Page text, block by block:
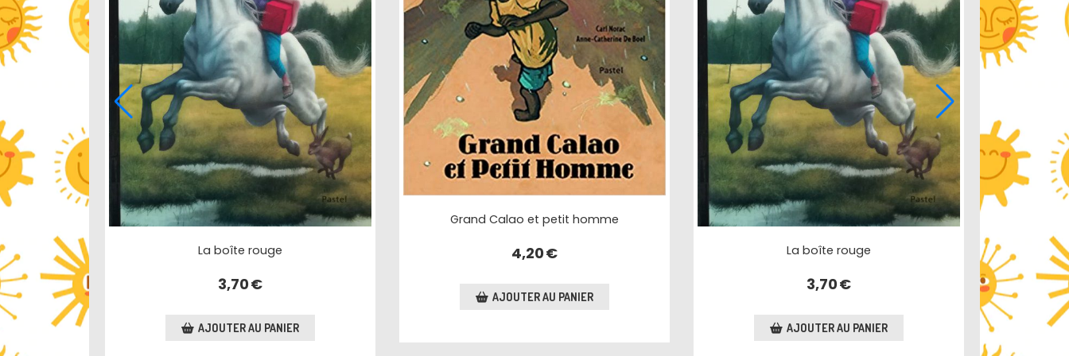
La boîte rouge
3,70€
AJOUTER AU PANIER
Grand Calao et petit homme
4,20€
AJOUTER AU PANIER
La boîte rouge
3,70€
AJOUTER AU PANIER